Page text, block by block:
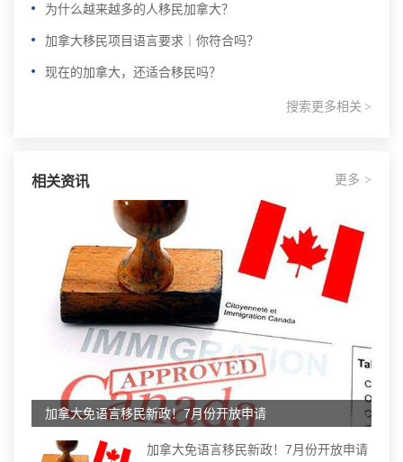
为什么越来越多的人移民加拿大？
加拿大移民项目语言要求｜你符合吗？
现在的加拿大，还适合移民吗？
搜索更多相关 >
相关资讯 更多 >
加拿大免语言移民新政！7月份开放申请
加拿大免语言移民新政！7月份开放申请